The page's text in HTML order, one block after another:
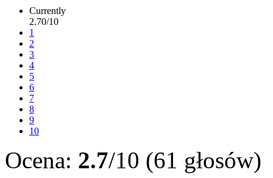
Currently
2.70/10
1
2
3
4
5
6
7
8
9
10
Ocena: 2.7/10 (61 głosów)